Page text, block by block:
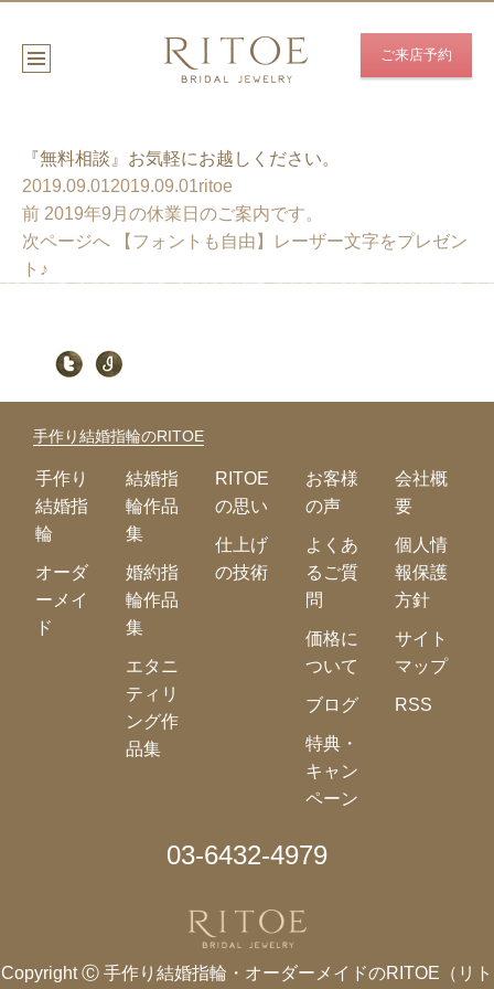
ご来店予約
『無料相談』お気軽にお越しください。
投
稿
日
2019.09.012019.09.01作
成
者
ritoe
投
稿
ナ
ョ
ン
前 前
の
投
2019年9月の休業日のご案内です。
次ページへ
次
:
【フォントも自由】レーザー文字をプレゼン
ト♪
手作り結婚指輪のRITOE
手作り
結婚指
輪
オーダ
ーメイ
ド
結婚指
輪作品
集
婚約指
輪作品
集
エタニ
ティリ
ング作
品集
RITOE
の思い
仕上げ
の技術
お客様
の声
よくあ
るご質
問
価格に
ついて
ブログ
特典・
キャン
ペーン
会社概
要
個人情
報保護
方針
サイト
マップ
RSS
03-6432-4979
Copyright Ⓒ 手作り結婚指輪・オーダーメイドのRITOE（リト